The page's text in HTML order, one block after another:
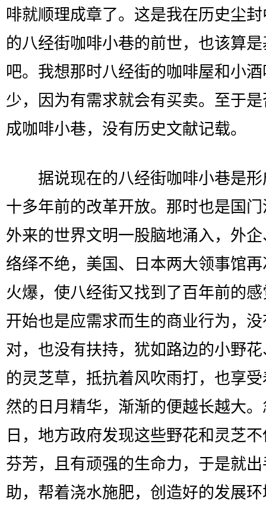
啡就顺理成章了。这是我在历史尘
的八经街咖啡小巷的前世，也该算
吧。我想那时八经街的咖啡屋和小
少，因为有需求就会有买卖。至于
成咖啡小巷，没有历史文献记载。
据说现在的八经街咖啡小巷是形
十多年前的改革开放。那时也是国
外来的世界文明一股脑地涌入，外
络绎不绝，美国、日本两大领事馆
火爆，使八经街又找到了百年前的
开始也是应需求而生的商业行为，
对，也没有扶持，犹如路边的小野
的灵芝草，抵抗着风吹雨打，也享
然的日月精华，渐渐的便越长越大
日，地方政府发现这些野花和灵芝
芬芳，且有顽强的生命力，于是就
助，帮着浇水施肥，创造好的发展